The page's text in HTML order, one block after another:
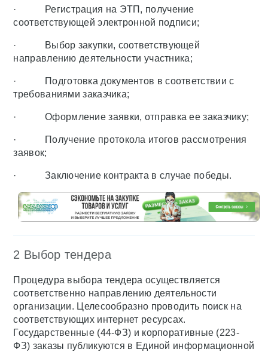
· Регистрация на ЭТП, получение
соответствующей электронной подписи;
· Выбор закупки, соответствующей
направлению деятельности участника;
· Подготовка документов в соответствии с
требованиями заказчика;
· Оформление заявки, отправка ее заказчику;
· Получение протокола итогов рассмотрения
заявок;
· Заключение контракта в случае победы.
2 Выбор тендера
Процедура выбора тендера осуществляется
соответственно направлению деятельности
организации. Целесообразно проводить поиск на
соответствующих интернет ресурсах.
Государственные (44-ФЗ) и корпоративные (223-
ФЗ) заказы публикуются в Единой информационной